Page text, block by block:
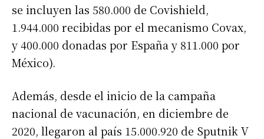
se incluyen las 580.000 de Covishield,
1.944.000 recibidas por el mecanismo Covax,
y 400.000 donadas por España y 811.000 por
México).
Además, desde el inicio de la campaña
nacional de vacunación, en diciembre de
2020, llegaron al país 15.000.920 de Sputnik V